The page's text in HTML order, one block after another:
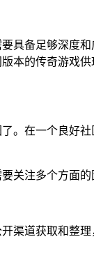
具备足够深度
本的传奇游戏
。在一个良好
关注多个方面
渠道获取和整